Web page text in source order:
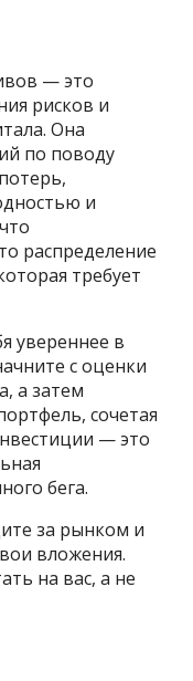
— это
рисков и
Она
по поводу
и
распределение
требует
увереннее в
с оценки
а затем
сочетая
— это
бега.
за рынком и
вложения.
на вас, а не